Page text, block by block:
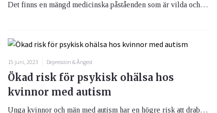
Det finns en mängd medicinska påståenden som är vilda och osanna. Att bada efter att ha ätit mat är inte farligt och det ger inte dålig syn om du läser i mörker. Att vi bara använder tio procent av vår hjärna är också en myt.
15 juni, 2023 Depression & Ångest
Ökad risk för psykisk ohälsa hos
kvinnor med autism
Unga kvinnor och män med autism har en högre risk att drabbas av psykisk ohälsa jämfört med jämnåriga personer utan autism. Särskilt sårbara tycks kvinnor med autism vara. Det visar forskare från Karolinska Institutet i en studie publicerad i JAMA Psychiatry.